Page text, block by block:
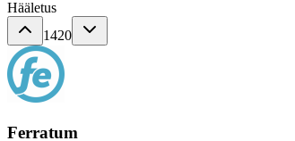
Hääletus
1420
Ferratum